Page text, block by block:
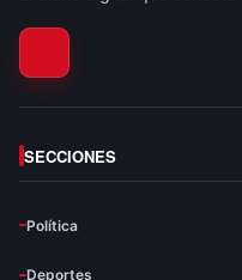
SECCIONES
Política
Deportes